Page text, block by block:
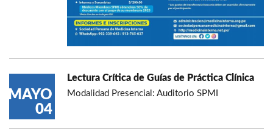
MAYO
04
Lectura Crítica de Guías de Práctica Clínica
Modalidad Presencial: Auditorio SPMI